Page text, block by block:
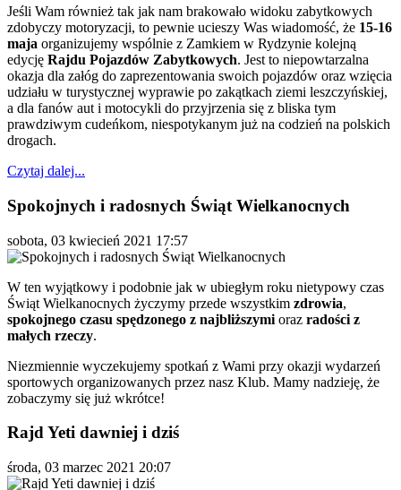
Jeśli Wam również tak jak nam brakowało widoku zabytkowych
zdobyczy motoryzacji, to pewnie ucieszy Was wiadomość, że 15-16
maja organizujemy wspólnie z Zamkiem w Rydzynie kolejną
edycję Rajdu Pojazdów Zabytkowych. Jest to niepowtarzalna
okazja dla załóg do zaprezentowania swoich pojazdów oraz wzięcia
udziału w turystycznej wyprawie po zakątkach ziemi leszczyńskiej,
a dla fanów aut i motocykli do przyjrzenia się z bliska tym
prawdziwym cudeńkom, niespotykanym już na codzień na polskich
drogach.
Czytaj dalej...
Spokojnych i radosnych Świąt Wielkanocnych
sobota, 03 kwiecień 2021 17:57
W ten wyjątkowy i podobnie jak w ubiegłym roku nietypowy czas
Świąt Wielkanocnych życzymy przede wszystkim zdrowia,
spokojnego czasu spędzonego z najbliższymi oraz radości z
małych rzeczy.
Niezmiennie wyczekujemy spotkań z Wami przy okazji wydarzeń
sportowych organizowanych przez nasz Klub. Mamy nadzieję, że
zobaczymy się już wkrótce!
Rajd Yeti dawniej i dziś
środa, 03 marzec 2021 20:07